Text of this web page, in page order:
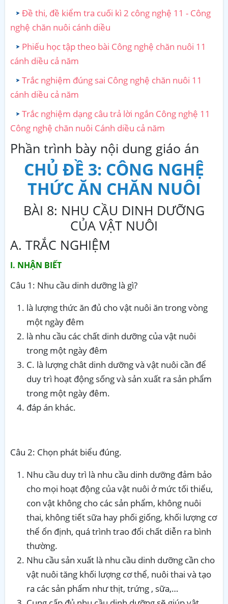
Đề thi, đề kiểm tra cuối kì 2 công nghệ 11 - Công
nghệ chăn nuôi cánh diều
Phiếu học tập theo bài Công nghệ chăn nuôi 11
cánh diều cả năm
Trắc nghiệm đúng sai Công nghệ chăn nuôi 11
cánh diều cả năm
Trắc nghiệm dạng câu trả lời ngắn Công nghệ 11
Công nghệ chăn nuôi Cánh diều cả năm
Phần trình bày nội dung giáo án
CHỦ ĐỀ 3: CÔNG NGHỆ
THỨC ĂN CHĂN NUÔI
BÀI 8: NHU CẦU DINH DƯỠNG
CỦA VẬT NUÔI
A. TRẮC NGHIỆM
I. NHẬN BIẾT
Câu 1: Nhu cầu dinh dưỡng là gì?
là lượng thức ăn đủ cho vật nuôi ăn trong vòng
một ngày đêm
là nhu cầu các chất dinh dưỡng của vật nuôi
trong một ngày đêm
C. là lượng chât dinh dưỡng và vật nuôi cần để
duy trì hoạt động sống và sản xuất ra sản phẩm
trong một ngày đêm.
đáp án khác.
Câu 2: Chọn phát biểu đúng.
Nhu cầu duy trì là nhu cầu dinh dưỡng đảm bảo
cho mọi hoạt động của vật nuôi ở mức tối thiểu,
con vật không cho các sản phẩm, không nuôi
thai, không tiết sữa hay phối giống, khối lượng cơ
thể ổn định, quá trình trao đổi chất diễn ra bình
thường.
Nhu cầu sản xuất là nhu cầu dinh dưỡng cần cho
vật nuôi tăng khối lượng cơ thể, nuôi thai và tạo
ra các sản phẩm như thịt, trứng , sữa,…